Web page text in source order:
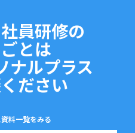
員研修の
とは
ナルプラス
ださい
料一覧をみる